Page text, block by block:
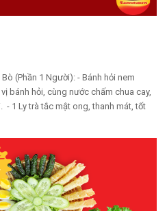
(Phần 1 Người): - Bánh hỏi nem
bánh hỏi, cùng nước chấm chua cay,
1 Ly trà tắc mật ong, thanh mát, tốt